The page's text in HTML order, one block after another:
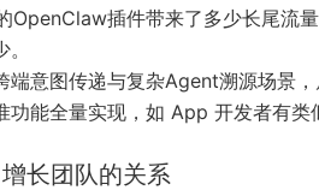
OpenClaw插件带来了多少长尾流
端意图传递与复杂Agent溯源场景
功能全量实现，如 App 开发者有
长团队的关系